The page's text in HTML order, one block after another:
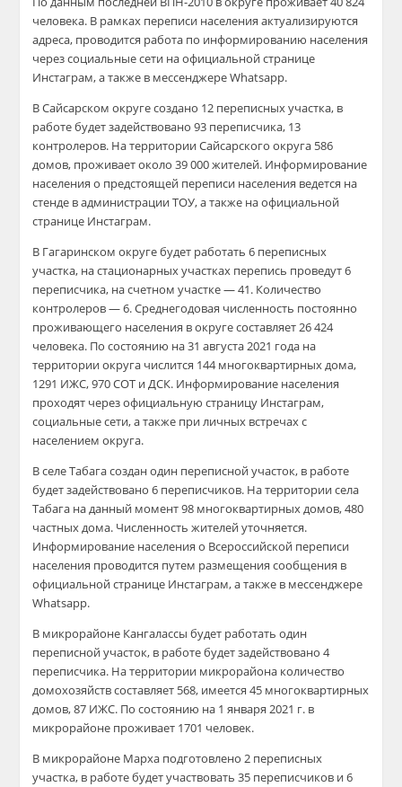
человека. В рамках переписи населения актуализируются
адреса, проводится работа по информированию населения
через социальные сети на официальной странице
Инстаграм, а также в мессенджере Whatsapp.
В Сайсарском округе создано 12 переписных участка, в
работе будет задействовано 93 переписчика, 13
контролеров. На территории Сайсарского округа 586
домов, проживает около 39 000 жителей. Информирование
населения о предстоящей переписи населения ведется на
стенде в администрации ТОУ, а также на официальной
странице Инстаграм.
В Гагаринском округе будет работать 6 переписных
участка, на стационарных участках перепись проведут 6
переписчика, на счетном участке — 41. Количество
контролеров — 6. Среднегодовая численность постоянно
проживающего населения в округе составляет 26 424
человека. По состоянию на 31 августа 2021 года на
территории округа числится 144 многоквартирных дома,
1291 ИЖС, 970 СОТ и ДСК. Информирование населения
проходят через официальную страницу Инстаграм,
социальные сети, а также при личных встречах с
населением округа.
В селе Табага создан один переписной участок, в работе
будет задействовано 6 переписчиков. На территории села
Табага на данный момент 98 многоквартирных домов, 480
частных дома. Численность жителей уточняется.
Информирование населения о Всероссийской переписи
населения проводится путем размещения сообщения в
официальной странице Инстаграм, а также в мессенджере
Whatsapp.
В микрорайоне Кангалассы будет работать один
переписной участок, в работе будет задействовано 4
переписчика. На территории микрорайона количество
домохозяйств составляет 568, имеется 45 многоквартирных
домов, 87 ИЖС. По состоянию на 1 января 2021 г. в
микрорайоне проживает 1701 человек.
В микрорайоне Марха подготовлено 2 переписных
участка, в работе будет участвовать 35 переписчиков и 6